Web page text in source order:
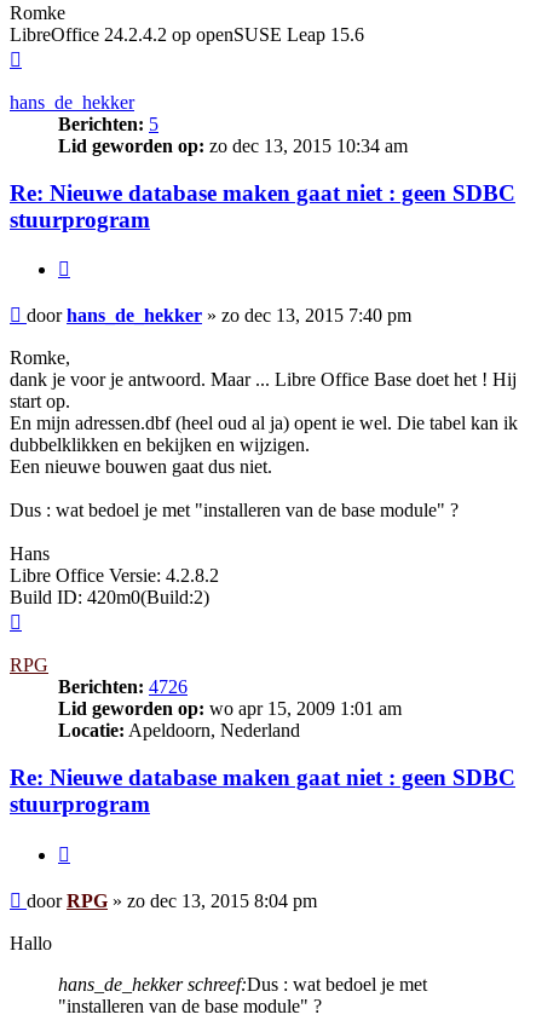
Romke
LibreOffice 24.2.4.2 op openSUSE Leap 15.6
hans_de_hekker
Berichten: 5
Lid geworden op: zo dec 13, 2015 10:34 am
Re: Nieuwe database maken gaat niet : geen SDBC
stuurprogram
Bericht
doorhans_de_hekker » zo dec 13, 2015 7:40 pm
Romke,
dank je voor je antwoord. Maar ... Libre Office Base doet het ! Hij
start op.
En mijn adressen.dbf (heel oud al ja) opent ie wel. Die tabel kan ik
dubbelklikken en bekijken en wijzigen.
Een nieuwe bouwen gaat dus niet.
Dus : wat bedoel je met "installeren van de base module" ?
Hans
Libre Office Versie: 4.2.8.2
Build ID: 420m0(Build:2)
RPG
Berichten: 4726
Lid geworden op: wo apr 15, 2009 1:01 am
Locatie: Apeldoorn, Nederland
Re: Nieuwe database maken gaat niet : geen SDBC
stuurprogram
Bericht
doorRPG » zo dec 13, 2015 8:04 pm
Hallo
hans_de_hekker schreef:Dus : wat bedoel je met
"installeren van de base module" ?